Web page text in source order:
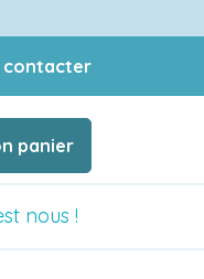
contacter
panier
nous !